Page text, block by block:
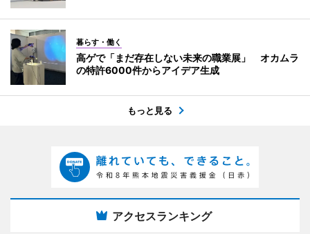
暮らす・働く
高ゲで「まだ存在しない未来の職業展」 オカムラ
の特許6000件からアイデア生成
もっと見る
アクセスランキング